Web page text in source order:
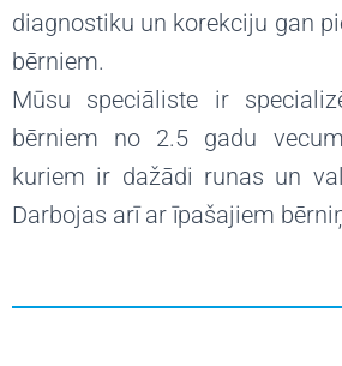
diagnostiku un korekciju gan
bērniem.
Mūsu speciāliste ir
bērniem no 2.5 gadu
kuriem ir dažādi runas un
Darbojas arī ar īpašajiem